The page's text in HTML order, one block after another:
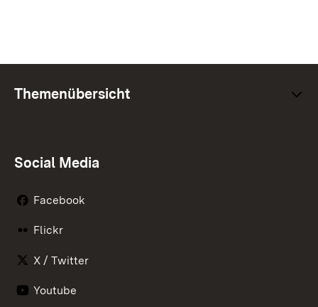
Themenübersicht
Social Media
Facebook
Flickr
X / Twitter
Youtube